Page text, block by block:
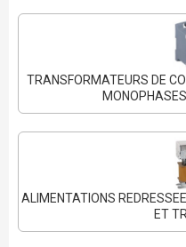
TRANSFORMATEURS DE
ALIMENTATIONS
ET